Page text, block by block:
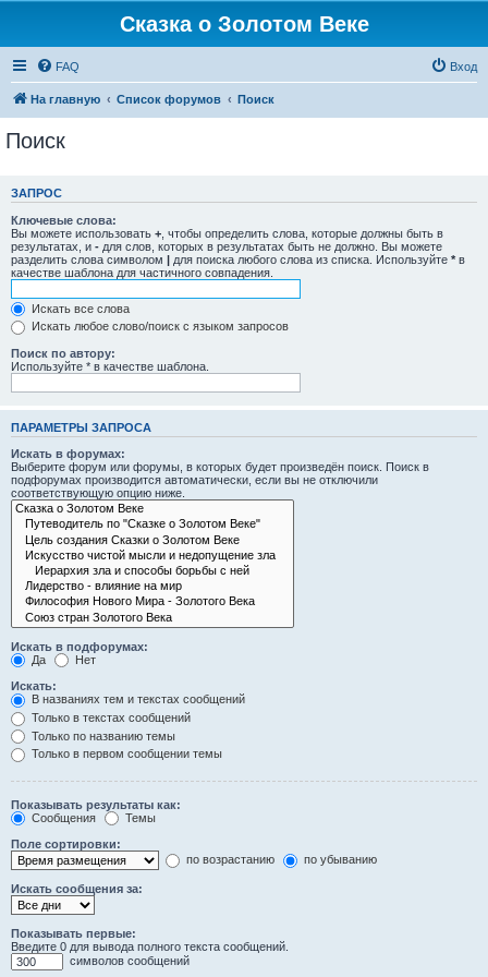
Сказка о Золотом Веке
FAQ Вход
На главную Список форумов Поиск
Поиск
ЗАПРОС
Ключевые слова:
Вы можете использовать + , чтобы определить слова, которые должны быть в
результатах, и - для слов, которых в результатах быть не должно. Вы можете
разделить слова символом | для поиска любого слова из списка. Используйте * в
качестве шаблона для частичного совпадения.
Искать все слова
Искать любое слово/поиск с языком запросов
Поиск по автору:
Используйте * в качестве шаблона.
ПАРАМЕТРЫ ЗАПРОСА
Искать в форумах:
Выберите форум или форумы, в которых будет произведён поиск. Поиск в
подфорумах производится автоматически, если вы не отключили
соответствующую опцию ниже.
Искать в подфорумах:
Да
Нет
Искать:
В названиях тем и текстах сообщений
Только в текстах сообщений
Только по названию темы
Только в первом сообщении темы
Показывать результаты как:
Сообщения
Темы
Поле сортировки:
по возрастанию
по убыванию
Искать сообщения за:
Показывать первые:
Введите 0 для вывода полного текста сообщений.
символов сообщений